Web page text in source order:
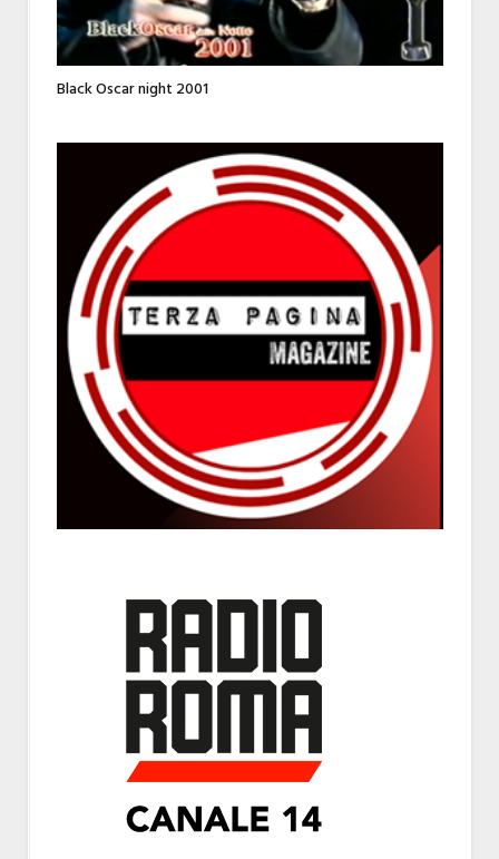
Black Oscar night 2001